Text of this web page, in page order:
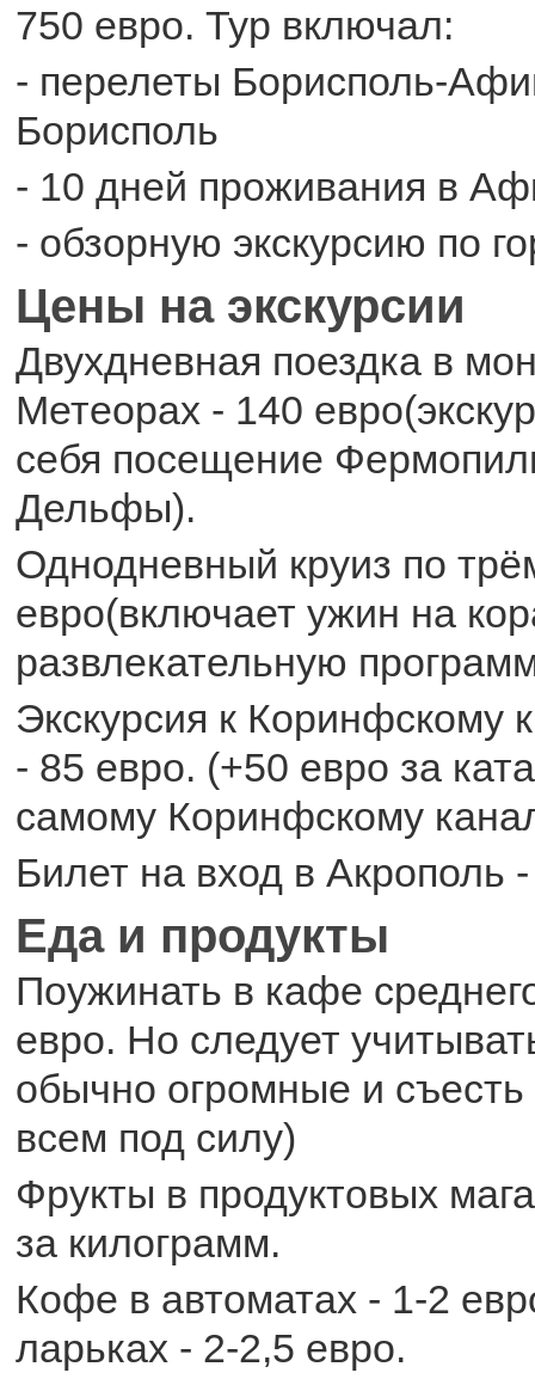
750 евро. Тур включал:
- перелеты Борисполь-
Борисполь
- 10 дней проживания в
- обзорную экскурсию по
Цены на экскурсии
Двухдневная поездка в
Метеорах - 140
себя посещение
Дельфы).
Однодневный круиз по
евро(включает ужин на
развлекательную
Экскурсия к Коринфскому
- 85 евро. (+50 евро за
самому Коринфскому
Билет на вход в Акрополь
Еда и продукты
Поужинать в кафе
евро. Но следует
обычно огромные и съесть
всем под силу)
Фрукты в продуктовых
за килограмм.
Кофе в автоматах - 1-2
ларьках - 2-2,5 евро.